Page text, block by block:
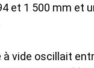
et 1 500 mm et
à vide oscillait